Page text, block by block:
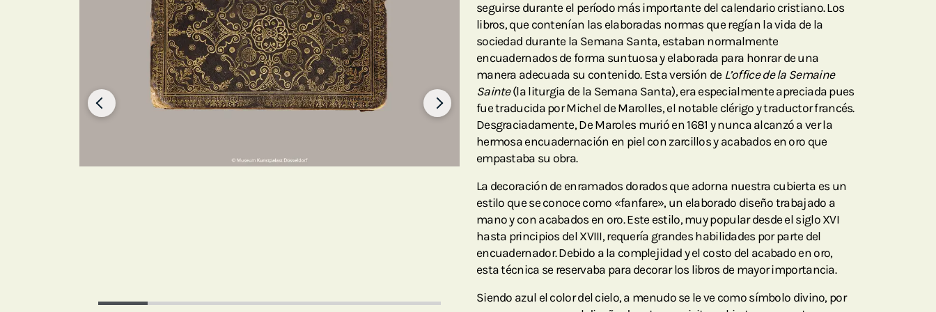
seguirse durante el período más importante del calendario cristiano. Los
libros, que contenían las elaboradas normas que regían la vida de la
sociedad durante la Semana Santa, estaban normalmente
encuadernados de forma suntuosa y elaborada para honrar de una
manera adecuada su contenido. Esta versión de L’office de la Semaine
Sainte(la liturgia de la Semana Santa), era especialmente apreciada pues
fue traducida por Michel de Marolles, el notable clérigo y traductor francés.
Desgraciadamente, De Maroles murió en 1681 y nunca alcanzó a ver la
hermosa encuadernación en piel con zarcillos y acabados en oro que
empastaba su obra.
La decoración de enramados dorados que adorna nuestra cubierta es un
estilo que se conoce como «fanfare», un elaborado diseño trabajado a
mano y con acabados en oro. Este estilo, muy popular desde el siglo XVI
hasta principios del XVIII, requería grandes habilidades por parte del
encuadernador. Debido a la complejidad y el costo del acabado en oro,
esta técnica se reservaba para decorar los libros de mayor importancia.
Siendo azul el color del cielo, a menudo se le ve como símbolo divino, por